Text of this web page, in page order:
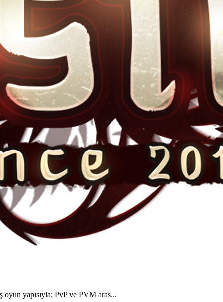
yapısıyla; PvP ve PVM aras...